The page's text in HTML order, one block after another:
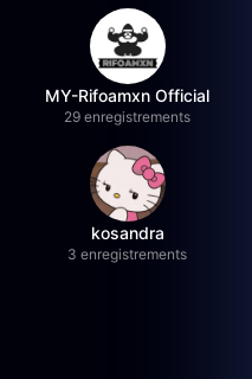
MY-Rifoamxn Official
29 enregistrements
kosandra
3 enregistrements